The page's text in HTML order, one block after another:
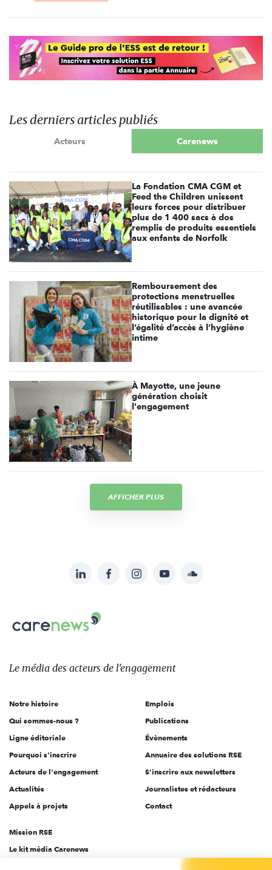
Les derniers articles publiés
Acteurs Carenews
La Fondation CMA CGM et
Feed the Children unissent
leurs forces pour distribuer
plus de 1 400 sacs à dos
remplis de produits essentiels
aux enfants de Norfolk
Remboursement des
protections menstruelles
réutilisables : une avancée
historique pour la dignité et
l’égalité d’accès à l’hygiène
intime
À Mayotte, une jeune
génération choisit
l'engagement
AFFICHER PLUS
sur:
LinkedInFacebookInstagramYouTubeSoundcloud
Le
des
l'engagement
Le média des acteurs de l'engagement
Notre histoire
Qui sommes-nous ?
Ligne éditoriale
Pourquoi s'inscrire
Acteurs de l'engagement
Actualités
Appels à projets
Emplois
Publications
Évènements
Annuaire des solutions RSE
S'inscrire aux newsletters
Journalistes et rédacteurs
Contact
Mission RSE
Le kit média Carenews